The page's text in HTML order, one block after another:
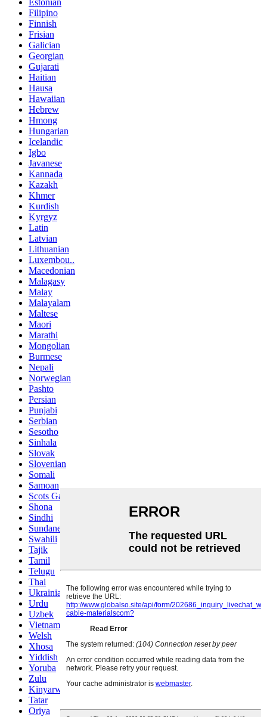
Filipino
Finnish
Frisian
Galician
Georgian
Gujarati
Haitian
Hausa
Hawaiian
Hebrew
Hmong
Hungarian
Icelandic
Igbo
Javanese
Kannada
Kazakh
Khmer
Kurdish
Kyrgyz
Latin
Latvian
Lithuanian
Luxembou..
Macedonian
Malagasy
Malay
Malayalam
Maltese
Maori
Marathi
Mongolian
Burmese
Nepali
Norwegian
Pashto
Persian
Punjabi
Serbian
Sesotho
Sinhala
Slovak
Slovenian
Somali
Samoan
Scots Gaelic
Shona
Sindhi
Sundanese
Swahili
Tajik
Tamil
Telugu
Thai
Ukrainian
Urdu
Uzbek
Vietnamese
Welsh
Xhosa
Yiddish
Yoruba
Zulu
Kinyarwanda
Tatar
Oriya